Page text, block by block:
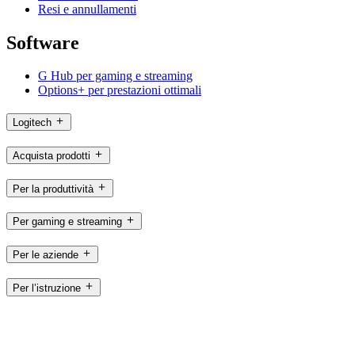
Resi e annullamenti
Software
G Hub per gaming e streaming
Options+ per prestazioni ottimali
Logitech
Acquista prodotti
Per la produttività
Per gaming e streaming
Per le aziende
Per l’istruzione